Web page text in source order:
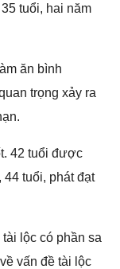
tuổi, hai năm
ăn bình
trọnɡ xảy ra
42 tuổi được
44 tuổi, phát đạt
lộc có phần ѕa
vấn đề tài lộc